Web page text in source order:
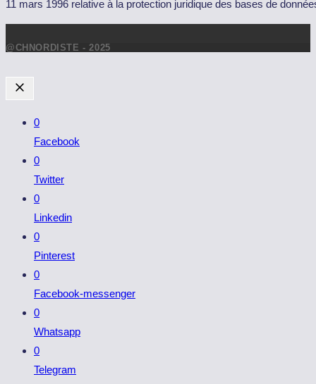
11 mars 1996 relative à la protection juridique des bases de
@CHNORDISTE - 2025
0
Facebook
0
Twitter
0
Linkedin
0
Pinterest
0
Facebook-messenger
0
Whatsapp
0
Telegram